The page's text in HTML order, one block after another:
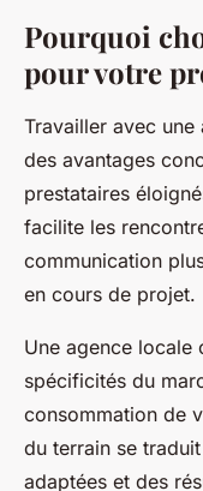
Pourquoi
pour votre
Travailler avec
des avantages
prestataires
facilite les
communication
en cours de projet.
Une agence locale
spécificités du
consommation de
du terrain se
adaptées et des